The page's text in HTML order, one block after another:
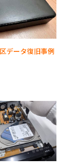
データ復旧事例